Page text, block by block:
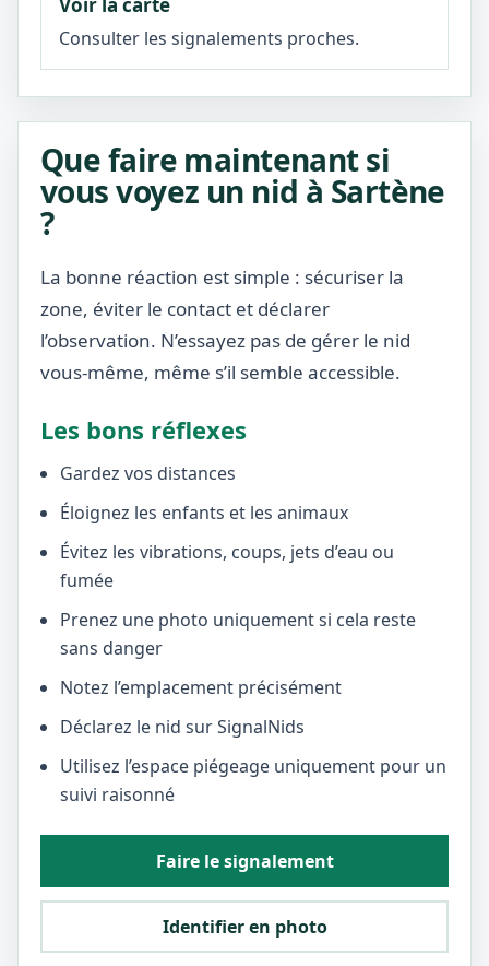
Consulter les signalements proches.
Que faire maintenant si
vous voyez un nid à Sartène
?
La bonne réaction est simple : sécuriser la
zone, éviter le contact et déclarer
l’observation. N’essayez pas de gérer le nid
vous-même, même s’il semble accessible.
Les bons réflexes
Gardez vos distances
Éloignez les enfants et les animaux
Évitez les vibrations, coups, jets d’eau ou
fumée
Prenez une photo uniquement si cela reste
sans danger
Notez l’emplacement précisément
Déclarez le nid sur SignalNids
Utilisez l’espace piégeage uniquement pour un
suivi raisonné
Faire le signalement
Identifier en photo